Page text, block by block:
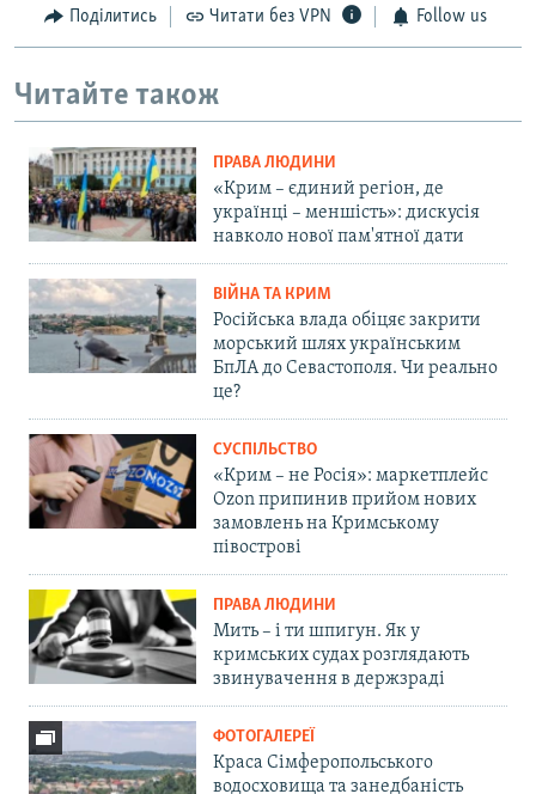
Поділитись Читати без VPN Follow us
Читайте також
ПРАВА ЛЮДИНИ
«Крим – єдиний регіон, де
українці – меншість»: дискусія
навколо нової пам'ятної дати
ВІЙНА ТА КРИМ
Російська влада обіцяє закрити
морський шлях українським
БпЛА до Севастополя. Чи реально
це?
СУСПІЛЬСТВО
«Крим – не Росія»: маркетплейс
Ozon припинив прийом нових
замовлень на Кримському
півострові
ПРАВА ЛЮДИНИ
Мить – і ти шпигун. Як у
кримських судах розглядають
звинувачення в держзраді
ФОТОГАЛЕРЕЇ
Краса Сімферопольського
водосховища та занедбаність